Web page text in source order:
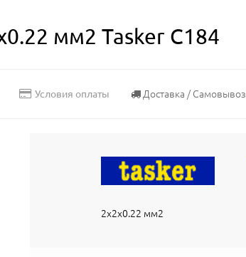
мм2 Tasker C184
Условия оплаты Доставка / Самовывоз
2х2х0.22 мм2